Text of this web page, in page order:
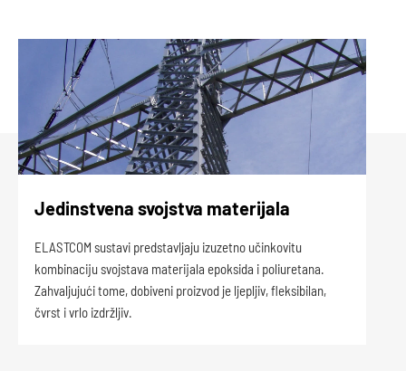
Jedinstvena svojstva materijala
ELASTCOM sustavi predstavljaju izuzetno učinkovitu
kombinaciju svojstava materijala epoksida i poliuretana.
Zahvaljujući tome, dobiveni proizvod je ljepljiv, fleksibilan,
čvrst i vrlo izdržljiv.